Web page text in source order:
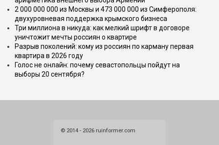
2 000 000 000 из Москвы и 473 000 000 из Симферополя:
двухуровневая поддержка крымского бизнеса
Три миллиона в никуда: как мелкий шрифт в договоре
уничтожит мечты россиян о квартире
Разрыв поколений: кому из россиян по карману первая
квартира в 2026 году
Голос не онлайн: почему севастопольцы пойдут на
выборы 20 сентября?
© 2014 - 2026 ruinformer.com